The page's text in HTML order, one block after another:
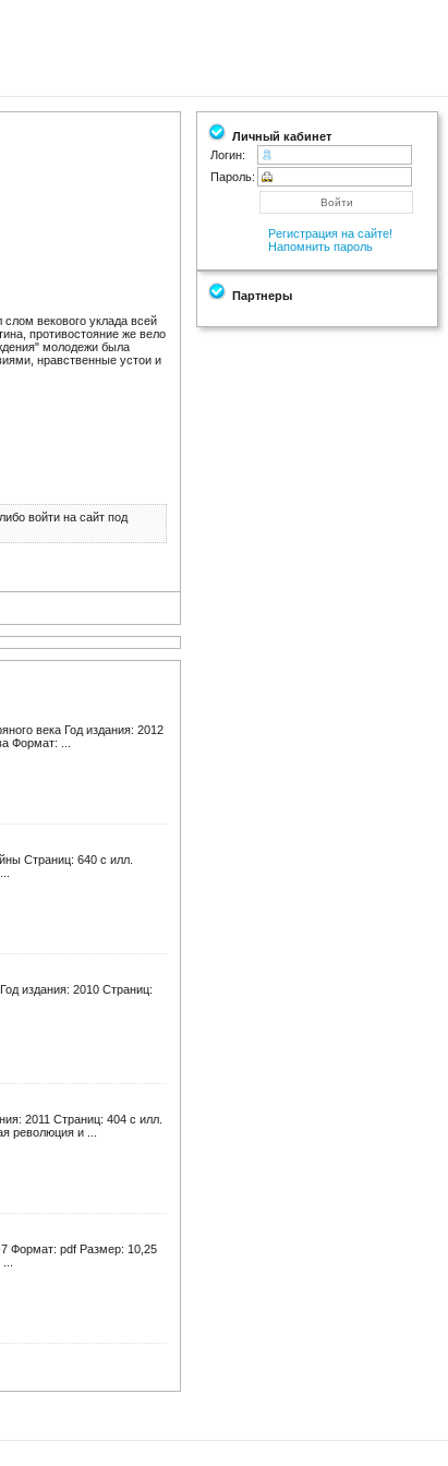
векового уклада всей
противостояние же вело
молодежи была
нравственные устои и
войти на сайт под
века Год издания: 2012
Формат: ...
Страниц: 640 с илл.
издания: 2010 Страниц:
2011 Страниц: 404 с илл.
революция и ...
Формат: pdf Размер: 10,25
Личный кабинет
Логин:
Пароль:
Регистрация на сайте!
Напомнить пароль
Партнеры